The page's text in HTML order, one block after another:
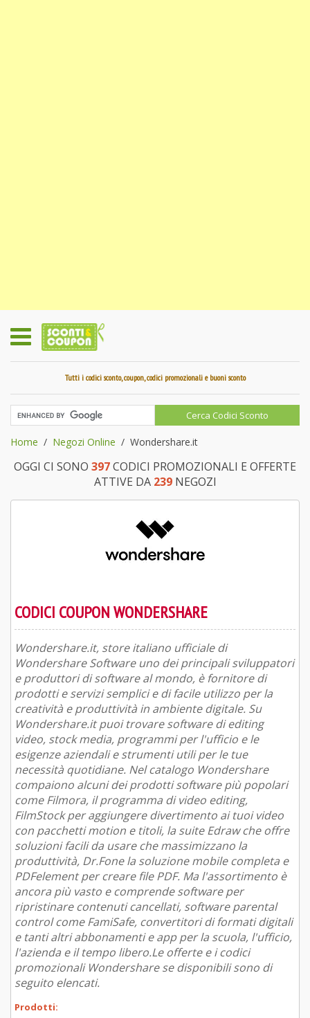
Tutti i codici sconto, coupon, codici promozionali e buoni sconto
Home Negozi Online Wondershare.it
OGGI CI SONO 397CODICI PROMOZIONALI E OFFERTE
ATTIVE DA 239NEGOZI
CODICI COUPON WONDERSHARE
Wondershare.it, store italiano ufficiale di
Wondershare Software uno dei principali sviluppatori
e produttori di software al mondo, è fornitore di
prodotti e servizi semplici e di facile utilizzo per la
creatività e produttività in ambiente digitale. Su
Wondershare.it puoi trovare software di editing
video, stock media, programmi per l'ufficio e le
esigenze aziendali e strumenti utili per le tue
necessità quotidiane. Nel catalogo Wondershare
compaiono alcuni dei prodotti software più popolari
come Filmora, il programma di video editing,
FilmStock per aggiungere divertimento ai tuoi video
con pacchetti motion e titoli, la suite Edraw che offre
soluzioni facili da usare che massimizzano la
produttività, Dr.Fone la soluzione mobile completa e
PDFelement per creare file PDF. Ma l'assortimento è
ancora più vasto e comprende software per
ripristinare contenuti cancellati, software parental
control come FamiSafe, convertitori di formati digitali
e tanti altri abbonamenti e app per la scuola, l'ufficio,
l'azienda e il tempo libero.Le offerte e i codici
promozionali Wondershare se disponibili sono di
seguito elencati.
Prodotti: